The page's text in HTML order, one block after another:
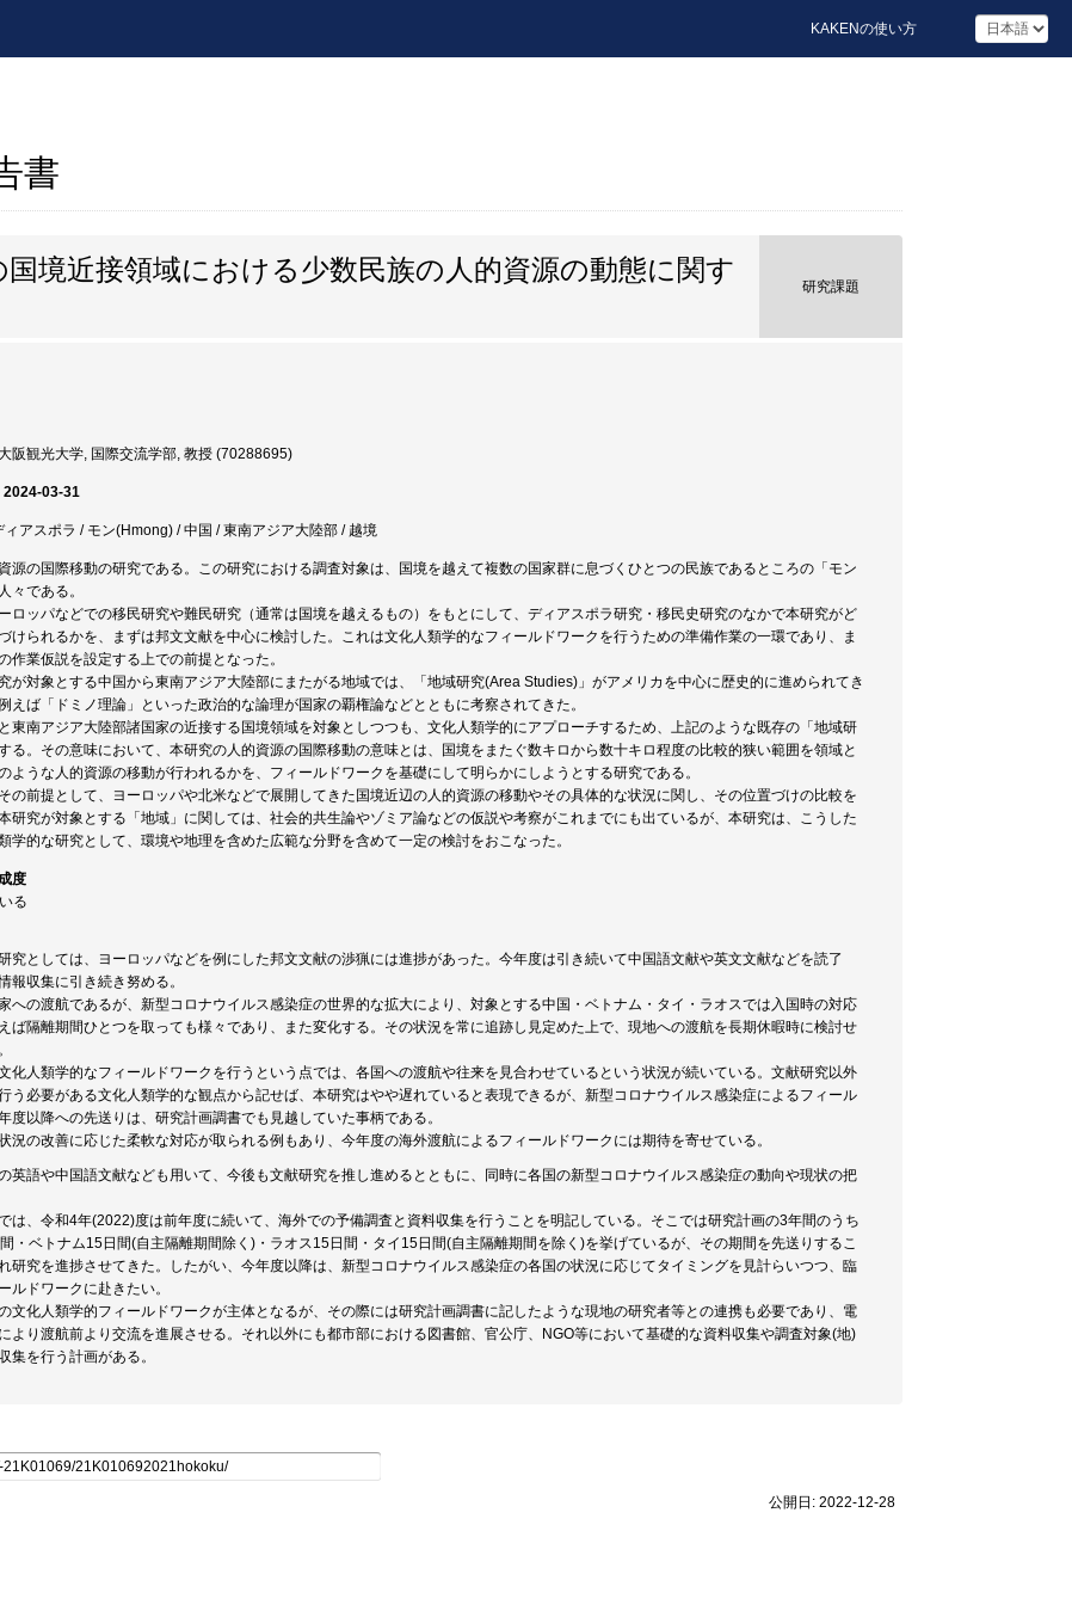
KAKENの使い方
書
境近接領域における少数民族の人的資源の動態に関す
研究課題
阪観光大学, 国際交流学部, 教授 (70288695)
2024-03-31
ィアスポラ / モン(Hmong) / 中国 / 東南アジア大陸部 / 越境
源の国際移動の研究である。この研究における調査対象は、国境を越えて複数の国家群に息づくひとつの民族であるところの「モン
々である。
ロッパなどでの移民研究や難民研究（通常は国境を越えるもの）をもとにして、ディアスポラ研究・移民史研究のなかで本研究がど
けられるかを、まずは邦文文献を中心に検討した。これは文化人類学的なフィールドワークを行うための準備作業の一環であり、ま
作業仮説を設定する上での前提となった。
が対象とする中国から東南アジア大陸部にまたがる地域では、「地域研究(Area Studies)」がアメリカを中心に歴史的に進められてき
えば「ドミノ理論」といった政治的な論理が国家の覇権論などとともに考察されてきた。
東南アジア大陸部諸国家の近接する国境領域を対象としつつも、文化人類学的にアプローチするため、上記のような既存の「地域研
る。その意味において、本研究の人的資源の国際移動の意味とは、国境をまたぐ数キロから数十キロ程度の比較的狭い範囲を領域と
ような人的資源の移動が行われるかを、フィールドワークを基礎にして明らかにしようとする研究である。
の前提として、ヨーロッパや北米などで展開してきた国境近辺の人的資源の移動やその具体的な状況に関し、その位置づけの比較を
研究が対象とする「地域」に関しては、社会的共生論やゾミア論などの仮説や考察がこれまでにも出ているが、本研究は、こうした
学的な研究として、環境や地理を含めた広範な分野を含めて一定の検討をおこなった。
度
る
究としては、ヨーロッパなどを例にした邦文文献の渉猟には進捗があった。今年度は引き続いて中国語文献や英文文献などを読了
報収集に引き続き努める。
への渡航であるが、新型コロナウイルス感染症の世界的な拡大により、対象とする中国・ベトナム・タイ・ラオスでは入国時の対応
ば隔離期間ひとつを取っても様々であり、また変化する。その状況を常に追跡し見定めた上で、現地への渡航を長期休暇時に検討せ
化人類学的なフィールドワークを行うという点では、各国への渡航や往来を見合わせているという状況が続いている。文献研究以外
う必要がある文化人類学的な観点から記せば、本研究はやや遅れていると表現できるが、新型コロナウイルス感染症によるフィール
度以降への先送りは、研究計画調書でも見越していた事柄である。
況の改善に応じた柔軟な対応が取られる例もあり、今年度の海外渡航によるフィールドワークには期待を寄せている。
英語や中国語文献なども用いて、今後も文献研究を推し進めるとともに、同時に各国の新型コロナウイルス感染症の動向や現状の把
は、令和4年(2022)度は前年度に続いて、海外での予備調査と資料収集を行うことを明記している。そこでは研究計画の3年間のうち
・ベトナム15日間(自主隔離期間除く)・ラオス15日間・タイ15日間(自主隔離期間を除く)を挙げているが、その期間を先送りするこ
研究を進捗させてきた。したがい、今年度以降は、新型コロナウイルス感染症の各国の状況に応じてタイミングを見計らいつつ、臨
ルドワークに赴きたい。
文化人類学的フィールドワークが主体となるが、その際には研究計画調書に記したような現地の研究者等との連携も必要であり、電
より渡航前より交流を進展させる。それ以外にも都市部における図書館、官公庁、NGO等において基礎的な資料収集や調査対象(地)
集を行う計画がある。
公開日: 2022-12-28